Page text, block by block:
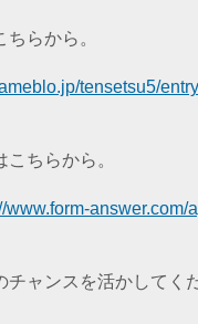
らから。
tensetsu5/
こちらから。
www.form-answer.com/
チャンスを活かしてく